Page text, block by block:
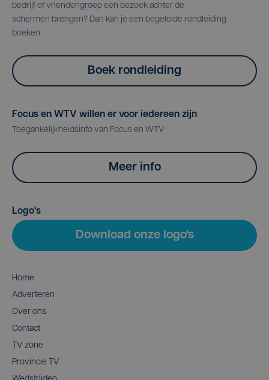
bedrijf of vriendengroep een bezoek achter de
schermen brengen? Dan kan je een begeleide rondleiding
boeken.
Boek rondleiding
Focus en WTV willen er voor iedereen zijn
Toegankelijkheidsinfo van Focus en WTV
Meer info
Logo's
Download onze logo's
Home
Adverteren
Over ons
Contact
TV zone
Provincie TV